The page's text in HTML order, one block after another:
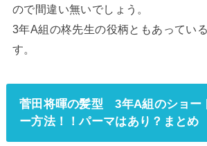
ので間違い無いでしょう。
3年A組の柊先生の役柄ともあってい
す。
菅田将暉の髪型 3年A組のショー
ー方法！！パーマはあり？まとめ